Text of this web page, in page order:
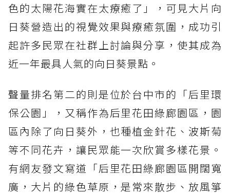
色的太陽花海實在太療癒了」，可見大片向
日葵營造出的視覺效果與療癒氛圍，成功引
起許多民眾在社群上討論與分享，使其成為
近一年最具人氣的向日葵景點。
聲量排名第二的則是位於台中市的「后里環
保公園」，又稱作為后里花田綠廊園區，園
區內除了向日葵外，也種植金針花、波斯菊
等不同花卉，讓民眾能一次欣賞多樣花景。
有網友發文寫道「后里花田綠廊園區開闊寬
廣，大片的綠色草原，是常來散步、放風箏